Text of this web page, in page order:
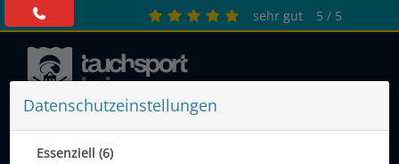
sehr gut 5 / 5
Datenschutzeinstellungen
Essenziell (6)